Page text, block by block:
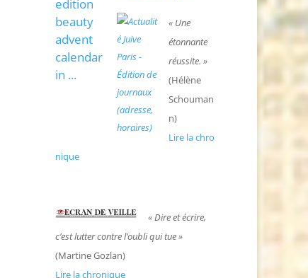
« Une
étonnante
réussite. »
(Hélène
Schouman
n)
Lire la chro
nique
« Dire et écrire,
c’est lutter contre l’oubli qui tue »
(Martine Gozlan)
Lire la chronique